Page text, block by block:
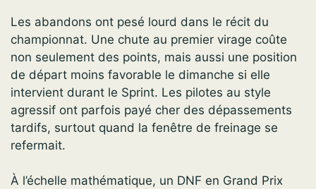
Les abandons ont pesé lourd dans le récit du
championnat. Une chute au premier virage coûte
non seulement des points, mais aussi une position
de départ moins favorable le dimanche si elle
intervient durant le Sprint. Les pilotes au style
agressif ont parfois payé cher des dépassements
tardifs, surtout quand la fenêtre de freinage se
refermait.
À l’échelle mathématique, un DNF en Grand Prix